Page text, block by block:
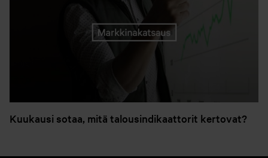
Kuukausi sotaa, mitä talousindikaattorit kertovat?